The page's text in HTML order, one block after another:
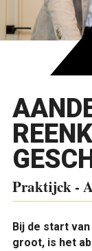
Praktijck -
Bij de start
groot, is het